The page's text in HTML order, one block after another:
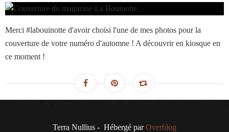
Merci #labouinotte d'avoir choisi l'une de mes photos pour la
couverture de votre numéro d'automne ! A découvrir en kiosque en
ce moment !
Terra Nullius - Hébergé parOverblog